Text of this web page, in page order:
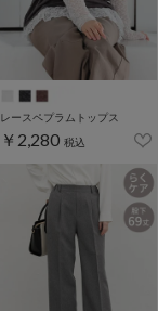
レースペプラムトップス
￥2,280 税込